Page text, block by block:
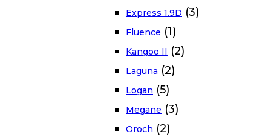
Express 1.9D (3)
Fluence (1)
Kangoo II (2)
Laguna (2)
Logan (5)
Megane (3)
Oroch (2)